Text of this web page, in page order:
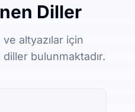
Diller
altyazılar için
bulunmaktadır.